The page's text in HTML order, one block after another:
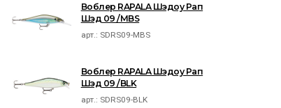
Воблер RAPALA Шэдоу Рап
Шэд 09 /MBS
арт.: SDRS09-MBS
Воблер RAPALA Шэдоу Рап
Шэд 09 /BLK
арт.: SDRS09-BLK